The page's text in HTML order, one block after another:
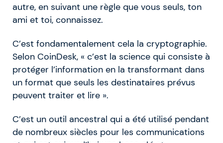
autre, en suivant une règle que vous seuls, ton
ami et toi, connaissez.
C’est fondamentalement cela la cryptographie.
Selon CoinDesk, « c’est la science qui consiste à
protéger l’information en la transformant dans
un format que seuls les destinataires prévus
peuvent traiter et lire ».
C’est un outil ancestral qui a été utilisé pendant
de nombreux siècles pour les communications